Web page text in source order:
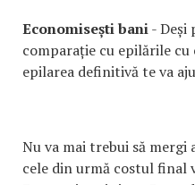
Economisești bani- Deși
comparație cu epilările
epilarea definitivă te va
Nu va mai trebui să mergi
cele din urmă costul final